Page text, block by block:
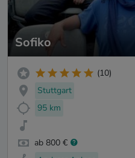
Sofiko
(10)
Stuttgart
95 km
ab 800 €